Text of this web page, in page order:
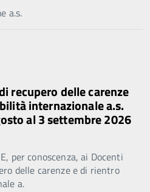
a.s.
recupero delle carenze
internazionale a.s.
al 3 settembre 2026
per conoscenza, ai Docenti
delle carenze e di rientro
a.